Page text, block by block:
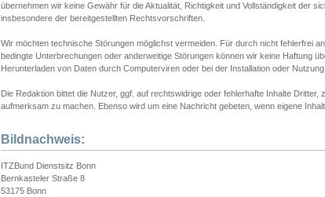
übernehmen wir keine Gewähr für die Aktualität, Richtigkeit und Vollständigkeit der
insbesondere der bereitgestellten Rechtsvorschriften.
Wir möchten technische Störungen möglichst vermeiden. Für durch nicht fehlerfrei
bedingte Unterbrechungen oder anderweitige Störungen können wir keine Haftung
Herunterladen von Daten durch Computerviren oder bei der Installation oder
Die Redaktion bittet die Nutzer, ggf. auf rechtswidrige oder fehlerhafte Inhalte
aufmerksam zu machen. Ebenso wird um eine Nachricht gebeten, wenn eigene
Bildnachweis:
ITZBund Dienstsitz Bonn
Bernkasteler Straße 8
53175 Bonn